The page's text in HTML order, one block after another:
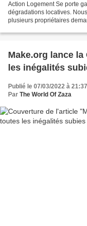
Action Logement Se porte
dégradations locatives.
plusieurs propriétaires
Make.org lance
les inégalités
Publié le 07/03/2022 à 21:37
Par The World Of Zaza